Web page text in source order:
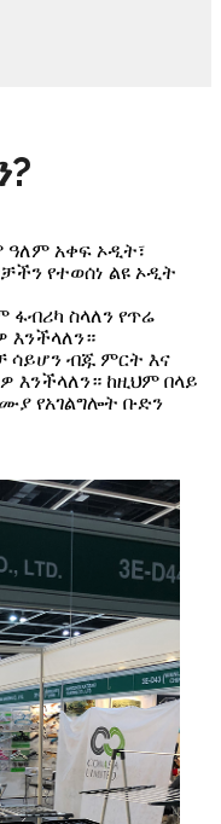
ዓለም አቀፍ ኦዲት፣
የተወሰነ ልዩ ኦዲት
ፋብሪካ ስላለን የጥሬ
እንችላለን።
ሳይሆን ብጁ ምርት እና
እንችላለን። ከዚህም በላይ
የአገልግሎት ቡድን